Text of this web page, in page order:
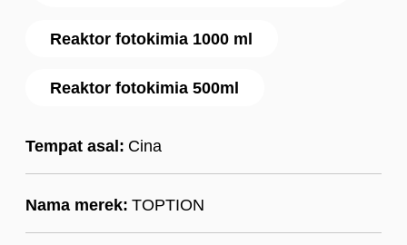
Reaktor fotokimia 1000 ml
Reaktor fotokimia 500ml
Tempat asal: Cina
Nama merek: TOPTION